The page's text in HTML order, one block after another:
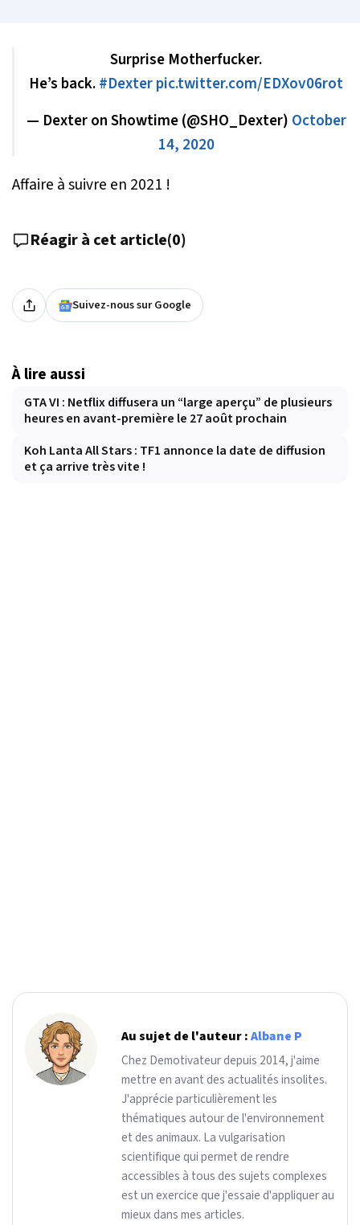
Surprise Motherfucker.
He’s back.#Dexterpic.twitter.com/EDXov06rot
— Dexter on Showtime (@SHO_Dexter) October
14, 2020
Affaire à suivre en 2021 !
Réagir à cet article(0)
Suivez-nous sur Google
À lire aussi
GTA VI : Netflix diffusera un “large aperçu” de plusieurs
heures en avant-première le 27 août prochain
Koh Lanta All Stars : TF1 annonce la date de diffusion
et ça arrive très vite !
Au sujet de l'auteur :Albane P
Chez Demotivateur depuis 2014, j'aime
mettre en avant des actualités insolites.
J'apprécie particulièrement les
thématiques autour de l'environnement
et des animaux. La vulgarisation
scientifique qui permet de rendre
accessibles à tous des sujets complexes
est un exercice que j'essaie d'appliquer au
mieux dans mes articles.